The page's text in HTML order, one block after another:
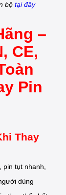
bộ tại đây
–
CE,
Pin
Thay
tụt nhanh,
dùng